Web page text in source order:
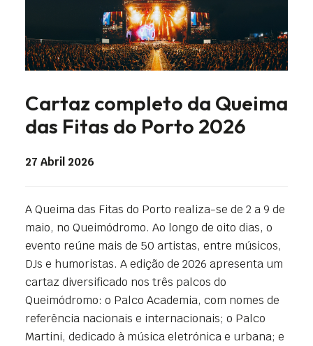
Cartaz completo da Queima
das Fitas do Porto 2026
27 Abril 2026
A Queima das Fitas do Porto realiza-se de 2 a 9 de
maio, no Queimódromo. Ao longo de oito dias, o
evento reúne mais de 50 artistas, entre músicos,
DJs e humoristas. A edição de 2026 apresenta um
cartaz diversificado nos três palcos do
Queimódromo: o Palco Academia, com nomes de
referência nacionais e internacionais; o Palco
Martini, dedicado à música eletrónica e urbana; e